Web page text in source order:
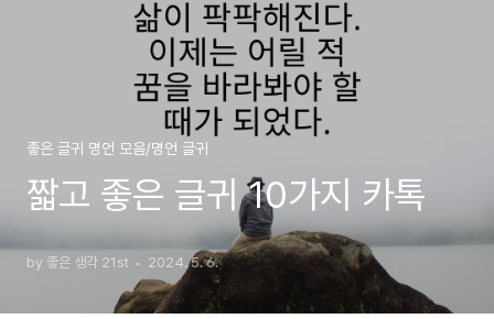
좋은 글귀 명언 모음/명언 글귀
짧고 좋은 글귀 10가지 카톡
by 좋은 생각 21st 2024. 5. 6.